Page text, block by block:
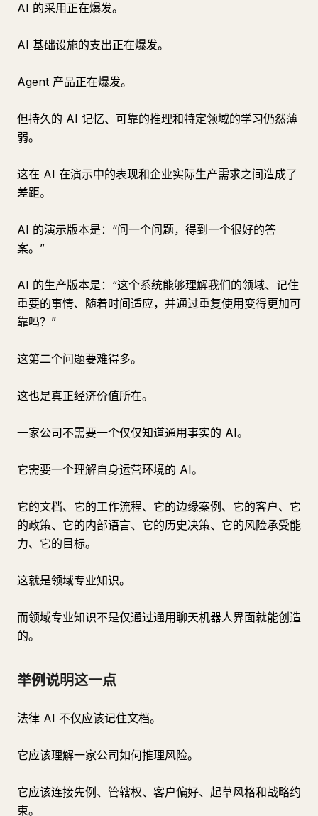
AI 的采用正在爆发。
AI 基础设施的支出正在爆发。
Agent 产品正在爆发。
但持久的 AI 记忆、可靠的推理和特定领域的学习仍然薄
弱。
这在 AI 在演示中的表现和企业实际生产需求之间造成了
差距。
AI 的演示版本是：“问一个问题，得到一个很好的答
案。”
AI 的生产版本是：“这个系统能够理解我们的领域、记住
重要的事情、随着时间适应，并通过重复使用变得更加可
靠吗？”
这第二个问题要难得多。
这也是真正经济价值所在。
一家公司不需要一个仅仅知道通用事实的 AI。
它需要一个理解自身运营环境的 AI。
它的文档、它的工作流程、它的边缘案例、它的客户、它
的政策、它的内部语言、它的历史决策、它的风险承受能
力、它的目标。
这就是领域专业知识。
而领域专业知识不是仅通过通用聊天机器人界面就能创造
的。
举例说明这一点
法律 AI 不仅应该记住文档。
它应该理解一家公司如何推理风险。
它应该连接先例、管辖权、客户偏好、起草风格和战略约
束。